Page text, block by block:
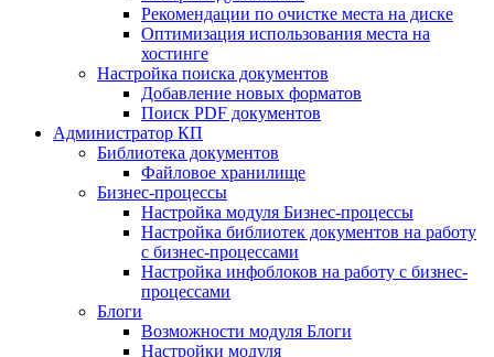
Рекомендации по очистке места на диске
Оптимизация использования места на
хостинге
Настройка поиска документов
Добавление новых форматов
Поиск PDF документов
Администратор КП
Библиотека документов
Файловое хранилище
Бизнес-процессы
Настройка модуля Бизнес-процессы
Настройка библиотек документов на работу
с бизнес-процессами
Настройка инфоблоков на работу с бизнес-
процессами
Блоги
Возможности модуля Блоги
Настройки модуля